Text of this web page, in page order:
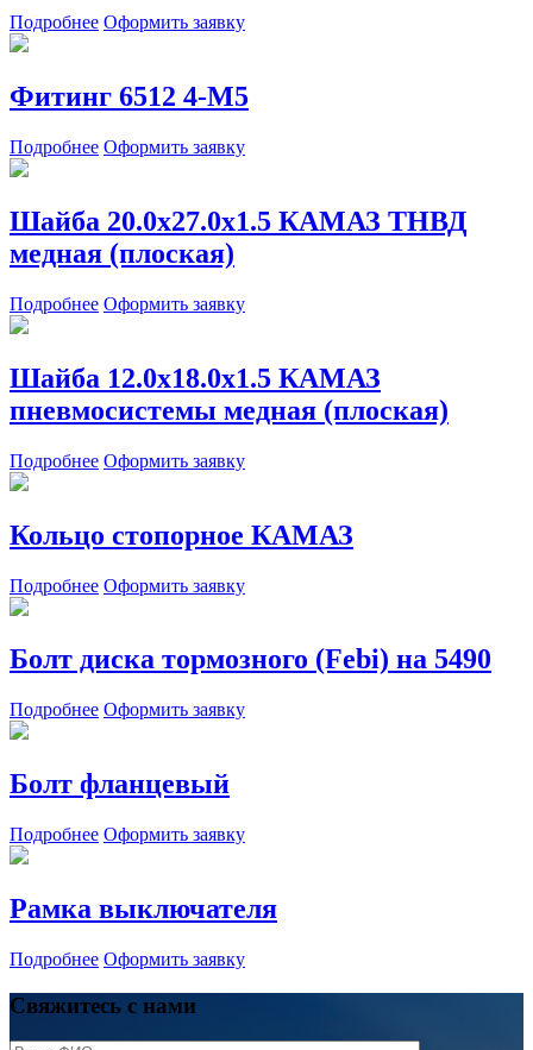
Подробнее Оформить заявку
Фитинг 6512 4-М5
Подробнее Оформить заявку
Шайба 20.0х27.0х1.5 КАМАЗ ТНВД
медная (плоская)
Подробнее Оформить заявку
Шайба 12.0х18.0х1.5 КАМАЗ
пневмосистемы медная (плоская)
Подробнее Оформить заявку
Кольцо стопорное КАМАЗ
Подробнее Оформить заявку
Болт диска тормозного (Febi) на 5490
Подробнее Оформить заявку
Болт фланцевый
Подробнее Оформить заявку
Рамка выключателя
Подробнее Оформить заявку
Свяжитесь с нами